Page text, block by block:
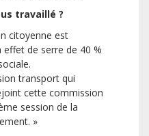
travaillé ?
citoyenne est
de serre de 40 %
transport qui
cette commission
session de la
»